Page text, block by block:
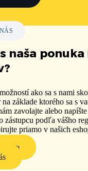
naša
ako sa s nami
základe ktorého sa s
zavolajte alebo
zástupcu podľa vášho
priamo v našich